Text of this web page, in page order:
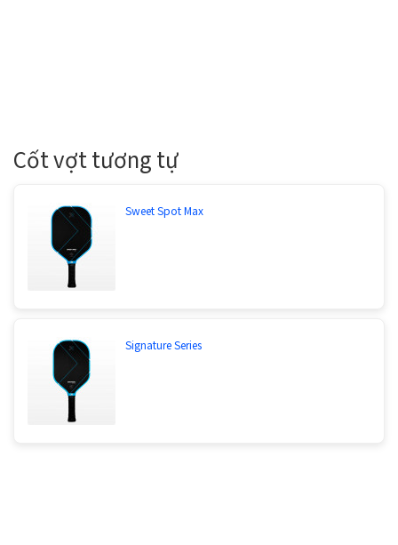
Cốt vợt tương tự
Sweet Spot Max
Signature Series